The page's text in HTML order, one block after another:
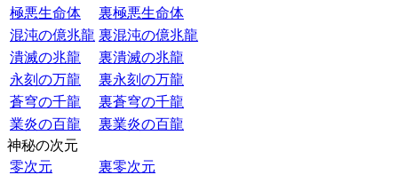
極悪生命体
裏極悪生命体
混沌の億兆龍 裏混沌の億兆龍
潰滅の兆龍
裏潰滅の兆龍
永刻の万龍
裏永刻の万龍
蒼穹の千龍
裏蒼穹の千龍
業炎の百龍
裏業炎の百龍
神秘の次元
零次元
裏零次元